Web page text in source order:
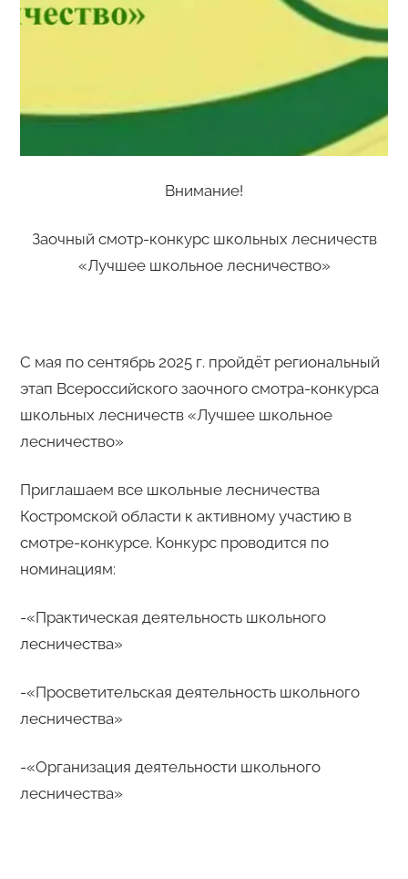
Внимание!
Заочный смотр-конкурс школьных лесничеств
«Лучшее школьное лесничество»
С мая по сентябрь 2025 г. пройдёт региональный
этап Всероссийского заочного смотра-конкурса
школьных лесничеств «Лучшее школьное
лесничество»
Приглашаем все школьные лесничества
Костромской области к активному участию в
смотре-конкурсе. Конкурс проводится по
номинациям:
-«Практическая деятельность школьного
лесничества»
-«Просветительская деятельность школьного
лесничества»
-«Организация деятельности школьного
лесничества»